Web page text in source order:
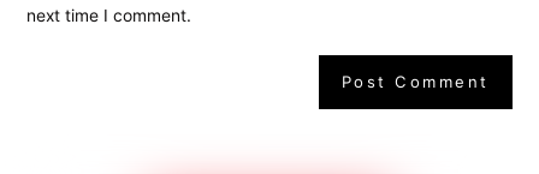
next time I comment.